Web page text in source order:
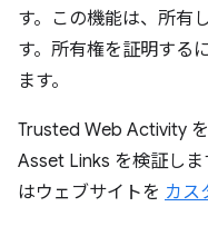
す。この機能は、所有
す。所有権を証明するに
ます。
Trusted Web Activity
Asset Links を検証し
はウェブサイトを カス